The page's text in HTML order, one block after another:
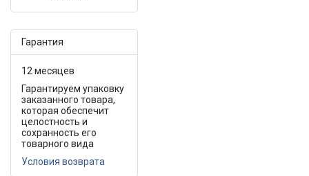
Гарантия
12 месяцев
Гарантируем упаковку
заказанного товара,
которая обеспечит
целостность и
сохранность его
товарного вида
Условия возврата